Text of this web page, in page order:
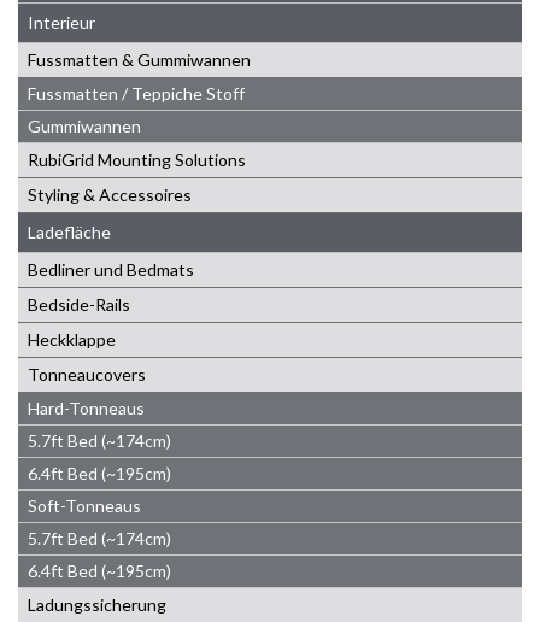
Interieur
Fussmatten & Gummiwannen
Fussmatten / Teppiche Stoff
Gummiwannen
RubiGrid Mounting Solutions
Styling & Accessoires
Ladefläche
Bedliner und Bedmats
Bedside-Rails
Heckklappe
Tonneaucovers
Hard-Tonneaus
5.7ft Bed (~174cm)
6.4ft Bed (~195cm)
Soft-Tonneaus
5.7ft Bed (~174cm)
6.4ft Bed (~195cm)
Ladungssicherung